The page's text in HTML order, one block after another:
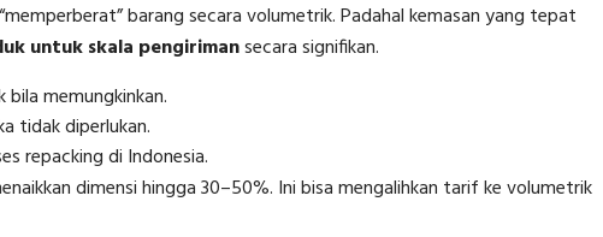
barang secara volumetrik. Padahal kemasan yang tepat
untuk skala pengirimansecara signifikan.
memungkinkan.
tidak diperlukan.
repacking di Indonesia.
dimensi hingga 30–50%. Ini bisa mengalihkan tarif ke volumetrik